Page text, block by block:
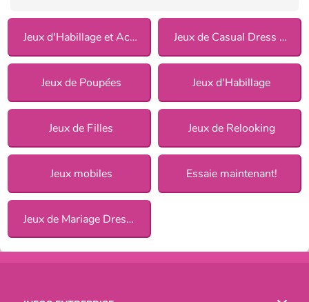
Jeux d'Habillage et Accessoires Jeux de Casual Dress Up pour Filles
Jeux de Poupées Jeux d'Habillage
Jeux de Filles Jeux de Relooking
Jeux mobiles Essaie maintenant!
Jeux de Mariage Dress Up pour Filles